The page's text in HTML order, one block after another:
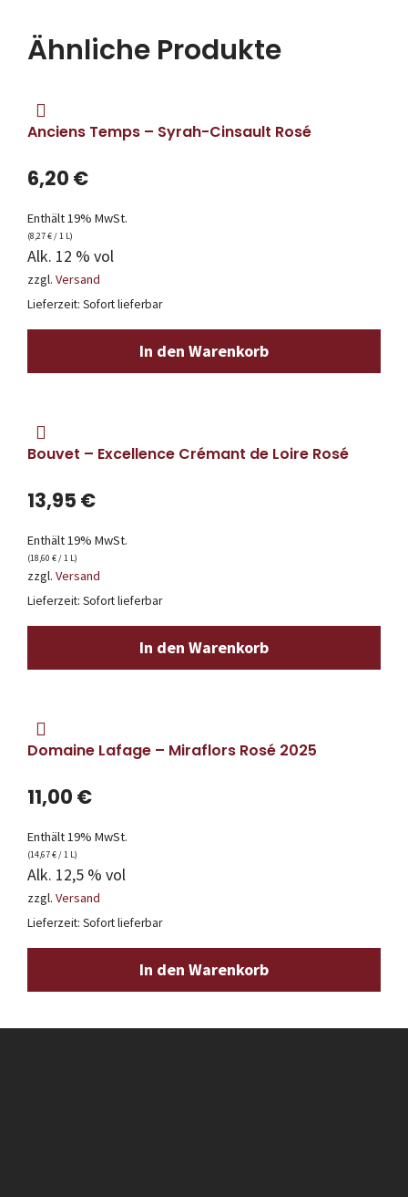
Ähnliche Produkte
Anciens Temps – Syrah-Cinsault Rosé
6,20 €
Enthält 19% MwSt.
(8,27€/ 1 L)
Alk. 12 % vol
zzgl. Versand
Lieferzeit: Sofort lieferbar
In den Warenkorb
Bouvet – Excellence Crémant de Loire Rosé
13,95 €
Enthält 19% MwSt.
(18,60 €/ 1 L)
zzgl. Versand
Lieferzeit: Sofort lieferbar
In den Warenkorb
Domaine Lafage – Miraflors Rosé 2025
11,00 €
Enthält 19% MwSt.
(14,67€/ 1 L)
Alk. 12,5 % vol
zzgl. Versand
Lieferzeit: Sofort lieferbar
In den Warenkorb